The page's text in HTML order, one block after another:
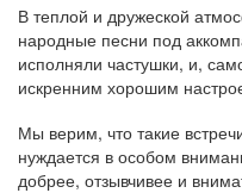
В теплой и дружеской
народные песни под
исполняли частушки, и,
искренним хорошим
Мы верим, что такие
нуждается в особом
добрее, отзывчивее и